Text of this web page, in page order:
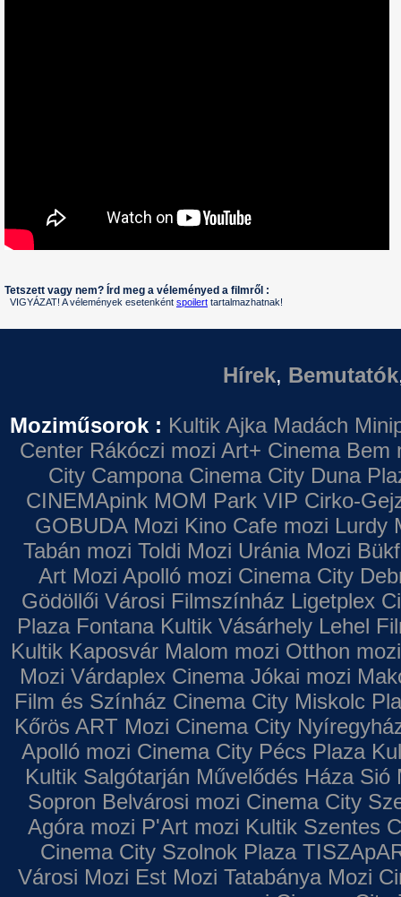
Tetszett vagy nem? Írd meg a véleményed a filmről :
VIGYÁZAT! A vélemények esetenként spoilert tartalmazhatnak!
Hírek, Bemutatók
Moziműsorok : Kultik Ajka Madách
Center Rákóczi mozi Art+ Cinema Bem
City Campona Cinema City Duna
CINEMApink MOM Park VIP Cirko-
GOBUDA Mozi Kino Cafe mozi Lurdy
Tabán mozi Toldi Mozi Uránia Mozi
Art Mozi Apolló mozi Cinema City
Gödöllői Városi Filmszínház Ligetplex
Plaza Fontana Kultik Vásárhely Lehel
Kultik Kaposvár Malom mozi Otthon mozi
Mozi Várdaplex Cinema Jókai mozi
Film és Színház Cinema City Miskolc
Kőrös ART Mozi Cinema City
Apolló mozi Cinema City Pécs Plaza
Kultik Salgótarján Művelődés Háza Sió
Sopron Belvárosi mozi Cinema City
Agóra mozi P'Art mozi Kultik Szentes
Cinema City Szolnok Plaza
Városi Mozi Est Mozi Tatabánya Mozi